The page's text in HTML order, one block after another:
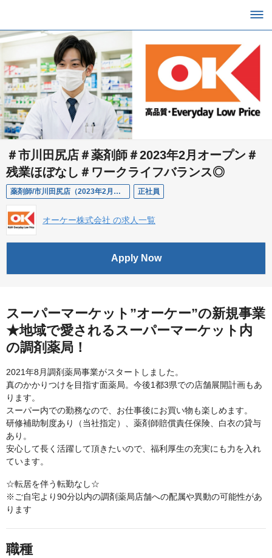
＃市川田尻店＃薬剤師＃2023年2月オープン＃
残業ほぼなし＃ワークライフバランス◎
薬剤師/市川田尻店（2023年2月オープン） 正社員
オーケー株式会社 の求人一覧
Apply Now
スーパーマーケット”オーケー”の新規事業
★地域で愛されるスーパーマーケット内
の調剤薬局！
2021年8月調剤薬局事業がスタートしました。
真のかかりつけを目指す面薬局。今後1都3県での店舗展開計画もあ
ります。
スーパー内での勤務なので、お仕事後にお買い物も楽しめます。
研修補助制度あり（当社指定）、薬剤師賠償責任保険、白衣の貸与
あり。
安心して長く活躍して頂きたいので、福利厚生の充実にも力を入れ
ています。
☆転居を伴う転勤なし☆
※ご自宅より90分以内の調剤薬局店舗への配属や異動の可能性があ
ります
職種